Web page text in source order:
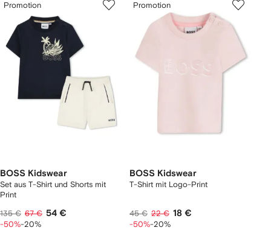
Promotion
BOSS Kidswear
Set aus T-Shirt und Shorts mit
Print
135 € 67 € 54 €
-50%-20%
Promotion
BOSS Kidswear
T-Shirt mit Logo-Print
45 € 22 € 18 €
-50%-20%